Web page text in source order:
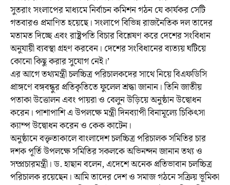
সুতরাং সংলাপের মাধ্যমে নির্বাচন কমিশন গঠন যে কার্যকর সেটি
গতবারও প্রমাণিত হয়েছে। সংলাপে বিভিন্ন রাজনৈতিক দল তাদের
মতামত দিচ্ছে এবং রাষ্ট্রপতি বিচার বিশ্লেষণ করে দেশের সংবিধান
অনুযায়ী ব্যবস্থা গ্রহণ করবেন। দেশের সংবিধানের ব্যত্যয় ঘটিয়ে
কোনো কিছু করার সুযোগ নেই।’
এর আগে তথ্যমন্ত্রী চলচ্চিত্র পরিচালকদের সাথে নিয়ে বিএফডিসি
প্রাঙ্গণে বঙ্গবন্ধুর প্রতিকৃতিতে ফুলেল শ্রদ্ধা জানান। তিনি জাতীয়
পতাকা উত্তোলন এবং পায়রা ও বেলুন উড়িয়ে অনুষ্ঠান উদ্বোধন
করেন। পাশাপাশি এ উপলক্ষে মন্ত্রী দিনব্যাপী বিনামূল্যে চিকিৎসা
ক্যাম্প উদ্বোধন করেন ও কেক কাটেন।
অনুষ্ঠানে বক্তৃতাকালে বাংলাদেশ চলচ্চিত্র পরিচালক সমিতির চার
দশক পূর্তি উপলক্ষে সমিতির সকলকে অভিনন্দন জানান তথ্য ও
সম্প্রচারমন্ত্রী। ড. হাছান বলেন, এদেশে অনেক প্রতিভাবান চলচ্চিত্র
পরিচালক রয়েছেন। আমি তাদের দেশ ও সমাজ গঠনে সক্রিয় ভূমিকা